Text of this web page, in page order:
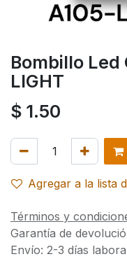
Bombillo Led
LIGHT
$ 1.50
Agregar a la lista
Términos y
Garantía de
Envío: 2-3 días